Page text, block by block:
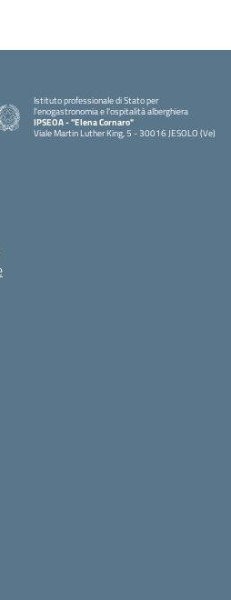
Istituto professionale di Stato per
l'enogastronomia e l'ospitalità alberghiera
IPSEOA - ''Elena Cornaro"
Viale Martin Luther King, 5 - 30016 JESOLO (Ve)
— Visita la pagina iniziale della scuola